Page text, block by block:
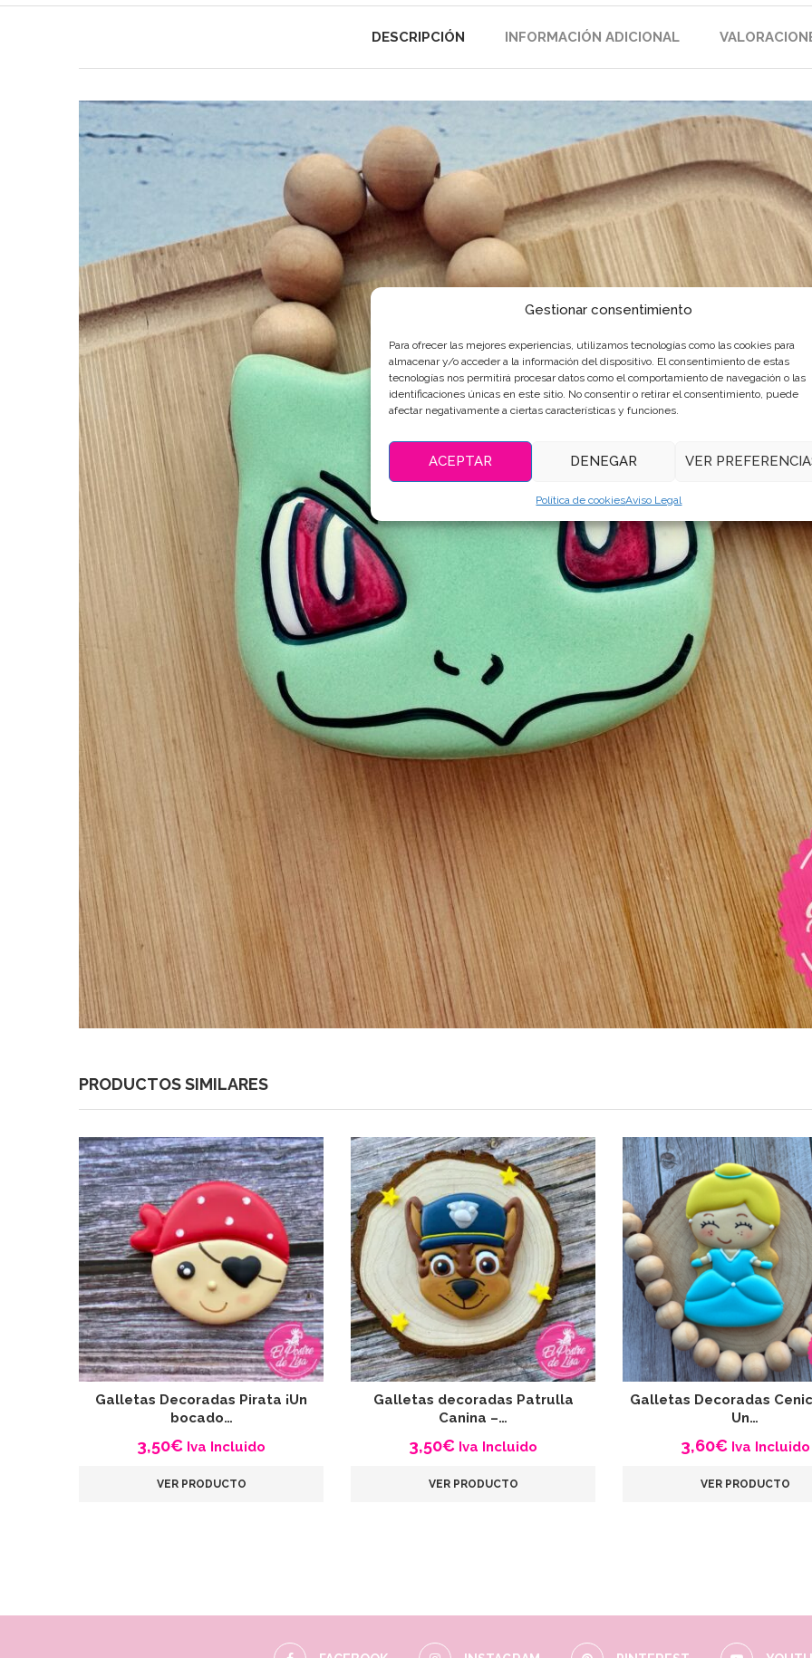
Gestionar consentimiento
Para ofrecer las mejores experiencias, utilizamos tecnologías como las cookies para
almacenar y/o acceder a la información del dispositivo. El consentimiento de estas
tecnologías nos permitirá procesar datos como el comportamiento de navegación o las
identificaciones únicas en este sitio. No consentir o retirar el consentimiento, puede
afectar negativamente a ciertas características y funciones.
ACEPTAR DENEGAR VER
Política de cookiesAviso Legal
DESCRIPCIÓN INFORMACIÓN ADICIONAL
PRODUCTOS SIMILARES
Galletas Decoradas Pirata ¡Un
bocado…
3,50€ Iva Incluido
VER PRODUCTO
Galletas decoradas Patrulla
Canina –…
3,50€ Iva Incluido
VER PRODUCTO
Galletas Decoradas
Un…
3,60€ Iva Incluido
VER PRODUCTO